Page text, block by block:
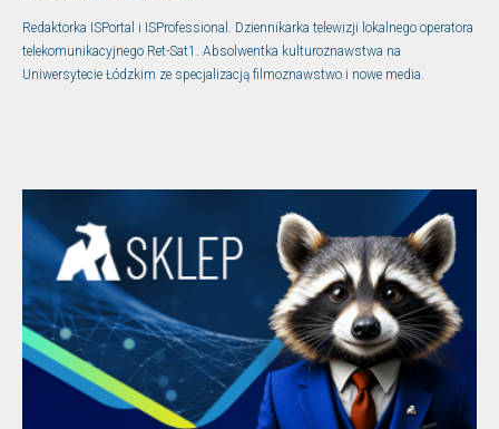
Redaktorka ISPortal i ISProfessional. Dziennikarka telewizji lokalnego operatora
telekomunikacyjnego Ret-Sat1. Absolwentka kulturoznawstwa na
Uniwersytecie Łódzkim ze specjalizacją filmoznawstwo i nowe media.